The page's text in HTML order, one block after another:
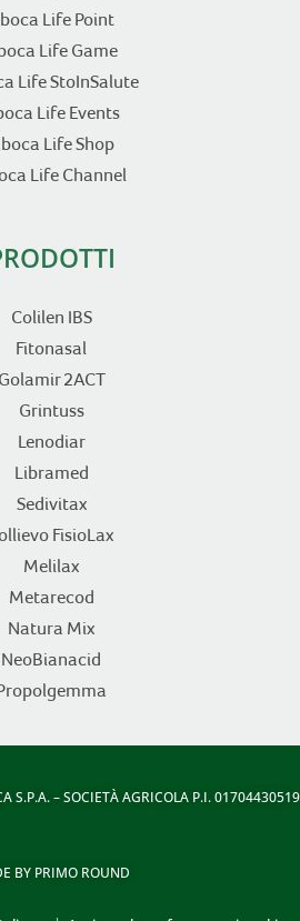
Life Point
Life Game
Life StoInSalute
Life Events
Life Shop
Life Channel
Colilen IBS
Fitonasal
Golamir 2ACT
Grintuss
Lenodiar
Libramed
Sedivitax
FisioLax
Melilax
Metarecod
Natura Mix
NeoBianacid
S.P.A. – SOCIETÀ AGRICOLA P.I. 01704430519
BY PRIMO ROUND